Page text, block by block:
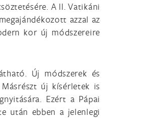
A II. Vatikáni
azzal az
kor új módszereire
Új módszerek és
új kísérletek is
Ezért a Pápai
után ebben a jelenlegi